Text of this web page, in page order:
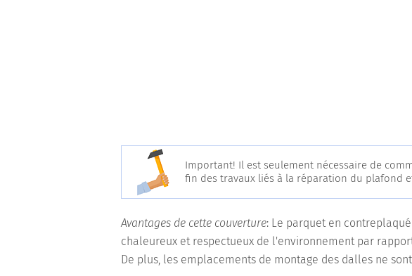
Important! Il est seulement nécessaire de
fin des travaux liés à la réparation du plafond
Avantages de cette couverture: Le parquet en
chaleureux et respectueux de l'environnement par
De plus, les emplacements de montage des dalles ne